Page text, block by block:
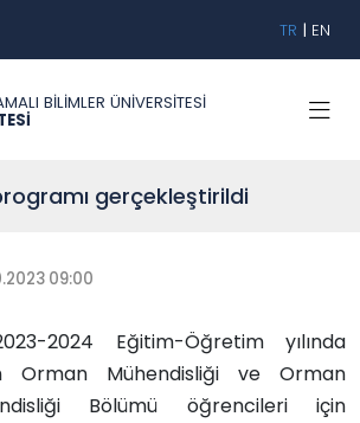
TR | EN
BİLİMLER ÜNİVERSİTESİ
gerçekleştirildi
09:00
2024 Eğitim-Öğretim yılında
Orman Mühendisliği ve Orman
Bölümü öğrencileri için